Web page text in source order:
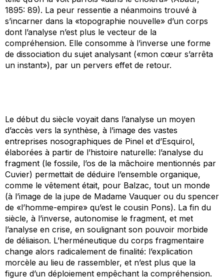
1895: 89). La peur ressentie a néanmoins trouvé à
s’incarner dans la «topographie nouvelle» d’un corps
dont l’analyse n’est plus le vecteur de la
compréhension. Elle consomme à l’inverse une forme
de dissociation du sujet analysant («mon cœur s’arrêta
un instant»), par un pervers effet de retour.
Le début du siècle voyait dans l’analyse un moyen
d’accès vers la synthèse, à l’image des vastes
entreprises nosographiques de Pinel et d’Esquirol,
élaborées à partir de l’histoire naturelle: l’analyse du
fragment (le fossile, l’os de la mâchoire mentionnés par
Cuvier) permettait de déduire l’ensemble organique,
comme le vêtement était, pour Balzac, tout un monde
(à l’image de la jupe de Madame Vauquer ou du spencer
de «l’homme-empire» qu’est le cousin Pons). La fin du
siècle, à l’inverse, autonomise le fragment, et met
l’analyse en crise, en soulignant son pouvoir morbide
de déliaison. L’herméneutique du corps fragmentaire
change alors radicalement de finalité: l’explication
morcèle au lieu de rassembler, et n’est plus que la
figure d’un déploiement empêchant la compréhension.